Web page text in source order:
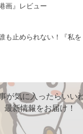
画』レビュー
も止められない！『私
が気に入ったらいい
最新情報をお届け！